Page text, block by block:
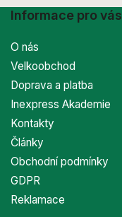
Informace pro vás
O nás
Velkoobchod
Doprava a platba
Inexpress Akademie
Kontakty
Články
Obchodní podmínky
GDPR
Reklamace